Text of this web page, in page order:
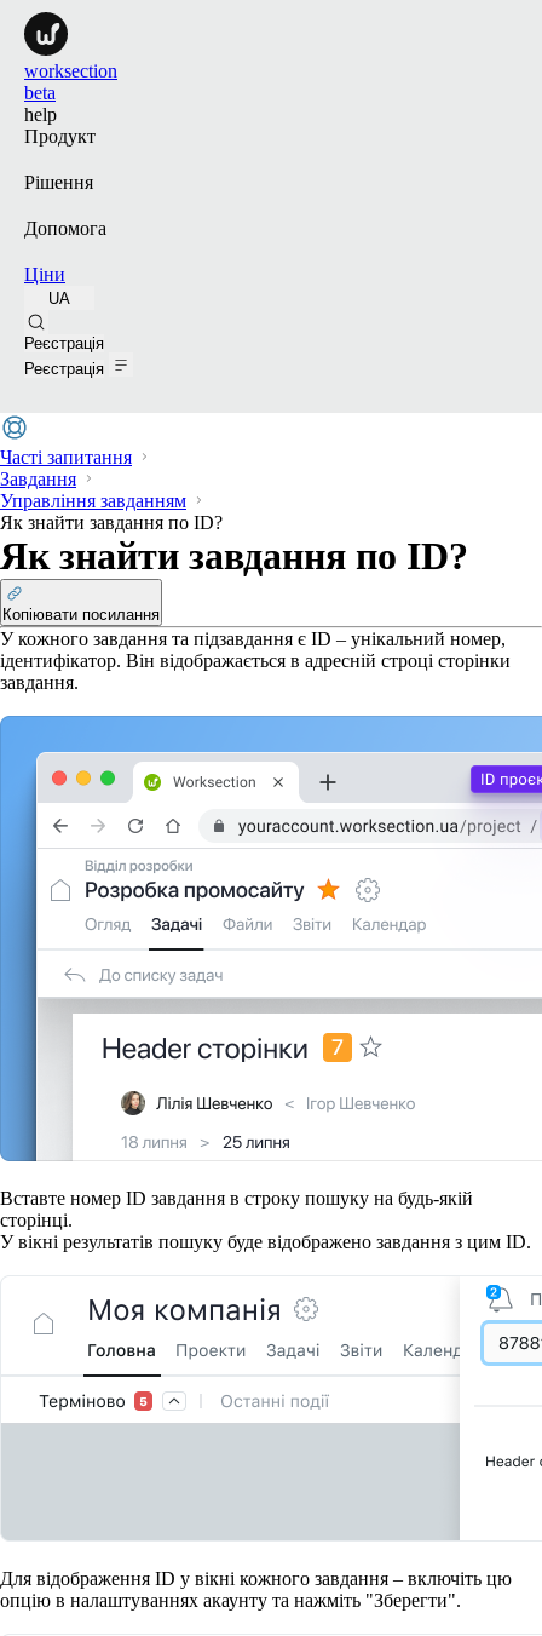
worksection
beta
help
Продукт
Рішення
Допомога
Ціни
UA
Реєстрація
Реєстрація
Часті запитання
Завдання
Управління завданням
Як знайти завдання по ID?
Як знайти завдання по ID?
Копіювати посилання
У кожного завдання та підзавдання є ID – унікальний номер,
ідентифікатор. Він відображається в адресній строці сторінки
завдання.
Вставте номер ID завдання в строку пошуку на будь-якій
сторінці.
У вікні результатів пошуку буде відображено завдання з цим ID.
Для відображення ID у вікні кожного завдання – включіть цю
опцію в налаштуваннях акаунту та нажміть "Зберегти".